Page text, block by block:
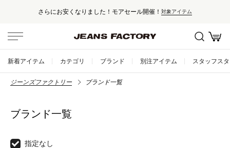
さらにお安くなりました！モアセール開催！ 対象アイテム
新着アイテム カテゴリ ブランド 別注アイテム スタッフス
ジーンズファクトリー ブランド一覧
ブランド一覧
指定なし